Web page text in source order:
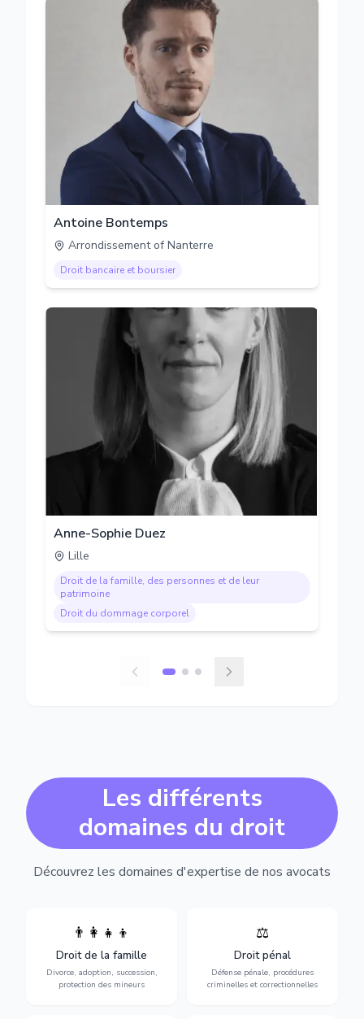
Antoine Bontemps
Arrondissement of Nanterre
Droit bancaire et boursier
Anne-Sophie Duez
Lille
Droit de la famille, des personnes et de leur
patrimoine
Droit du dommage corporel
Les différents
domaines du droit
Découvrez les domaines d'expertise de nos avocats
👨‍👩‍👧‍👦
Droit de la famille
Divorce, adoption, succession,
protection des mineurs
Divorce, garde d'enfants,
adoption, succession et
protection des personnes
vulnérables.
⚖️
Droit pénal
Défense pénale, procédures
criminelles et correctionnelles
Expertise en matière pénale,
vue jusqu'au procès, pour
toute affaire correctionnelle
ou criminelle.